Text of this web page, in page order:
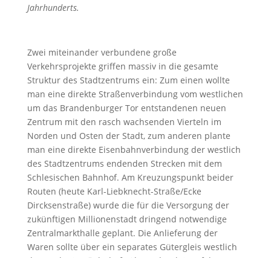
Jahrhunderts.
Zwei miteinander verbundene große
Verkehrsprojekte griffen massiv in die gesamte
Struktur des Stadtzentrums ein: Zum einen wollte
man eine direkte Straßenverbindung vom westlichen
um das Brandenburger Tor entstandenen neuen
Zentrum mit den rasch wachsenden Vierteln im
Norden und Osten der Stadt, zum anderen plante
man eine direkte Eisenbahnverbindung der westlich
des Stadtzentrums endenden Strecken mit dem
Schlesischen Bahnhof. Am Kreuzungspunkt beider
Routen (heute Karl-Liebknecht-Straße/Ecke
Dircksenstraße) wurde die für die Versorgung der
zukünftigen Millionenstadt dringend notwendige
Zentralmarkthalle geplant. Die Anlieferung der
Waren sollte über ein separates Gütergleis westlich